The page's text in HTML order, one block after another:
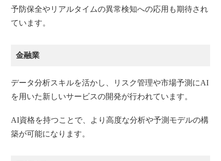
予防保全やリアルタイムの異常検知への応用も期待され
ています。
金融業
データ分析スキルを活かし、リスク管理や市場予測にAI
を用いた新しいサービスの開発が行われています。
AI資格を持つことで、より高度な分析や予測モデルの構
築が可能になります。